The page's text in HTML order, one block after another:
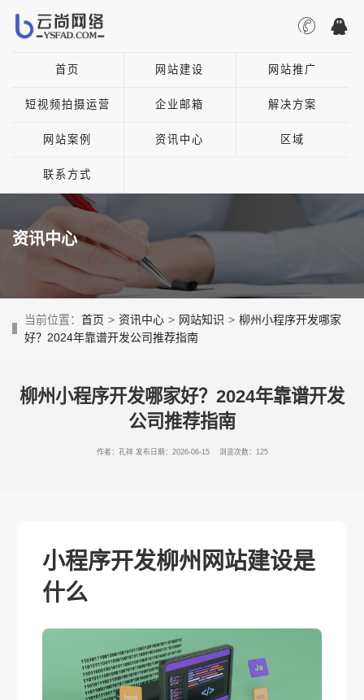
首页 网站建设 网站推广
短视频拍摄运营 企业邮箱 解决方案
网站案例 资讯中心 区域
联系方式
资讯中心
当前位置： 首页 > 资讯中心 > 网站知识 > 柳州小程序开发哪家
好？2024年靠谱开发公司推荐指南
柳州小程序开发哪家好？2024年靠谱开发
公司推荐指南
作者：孔祥 发布日期：2026-06-15 浏览次数：125
小程序开发柳州网站建设是
什么